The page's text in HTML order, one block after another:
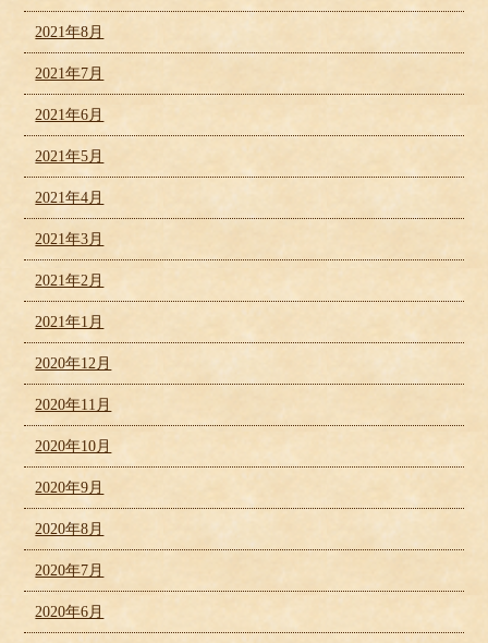
2021年8月
2021年7月
2021年6月
2021年5月
2021年4月
2021年3月
2021年2月
2021年1月
2020年12月
2020年11月
2020年10月
2020年9月
2020年8月
2020年7月
2020年6月